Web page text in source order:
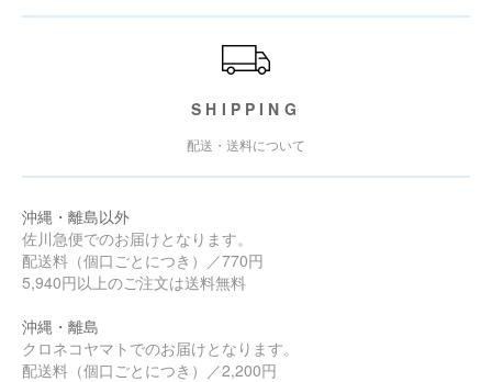
SHIPPING
配送・送料について
沖縄・離島以外
佐川急便でのお届けとなります。
配送料（個口ごとにつき）／770円
5,940円以上のご注文は送料無料
沖縄・離島
クロネコヤマトでのお届けとなります。
配送料（個口ごとにつき）／2,200円